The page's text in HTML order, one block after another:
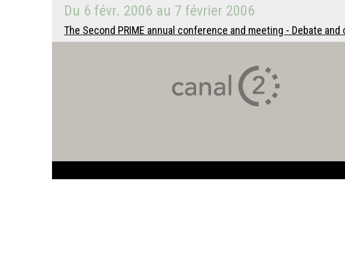
Du 6 févr. 2006 au 7 février 2006
The Second PRIME annual conference and meeting - Debate